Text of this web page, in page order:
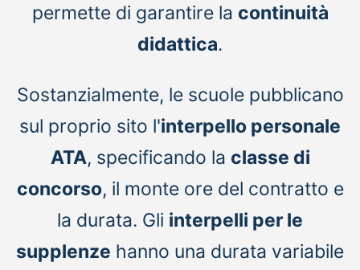
permette di garantire la continuità
didattica.
Sostanzialmente, le scuole pubblicano
sul proprio sito l'interpello personale
ATA, specificando la classe di
concorso, il monte ore del contratto e
la durata. Gli interpelli per le
supplenze hanno una durata variabile